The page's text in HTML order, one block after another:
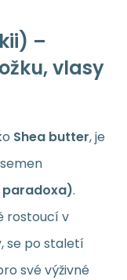
–
vlasy
Shea butter, je
.
rostoucí v
se po staletí
své výživné